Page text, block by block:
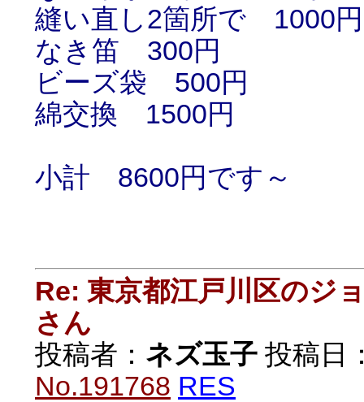
縫い直し2箇所で 1000円
なき笛 300円
ビーズ袋 500円
綿交換 1500円
小計 8600円です～
Re: 東京都江戸川区のジ
さん
投稿者： ネズ玉子 投稿日
No.191768 RES